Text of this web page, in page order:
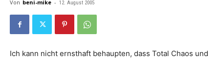
Von beni-mike - 12. August 2005
Ich kann nicht ernsthaft behaupten, dass Total Chaos und